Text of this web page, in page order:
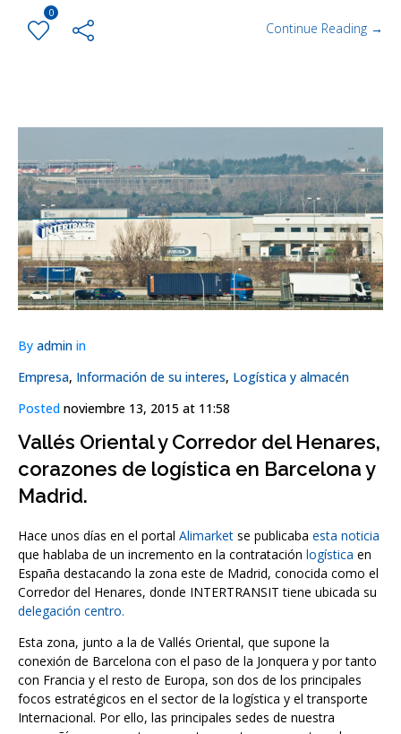
0
Continue Reading →
By admin in
Empresa, Información de su interes, Logística y almacén
Posted noviembre 13, 2015 at 11:58
Vallés Oriental y Corredor del Henares,
corazones de logística en Barcelona y
Madrid.
Hace unos días en el portal Alimarket se publicaba esta noticia
que hablaba de un incremento en la contratación logística en
España destacando la zona este de Madrid, conocida como el
Corredor del Henares, donde INTERTRANSIT tiene ubicada su
delegación centro.
Esta zona, junto a la de Vallés Oriental, que supone la
conexión de Barcelona con el paso de la Jonquera y por tanto
con Francia y el resto de Europa, son dos de los principales
focos estratégicos en el sector de la logística y el transporte
Internacional. Por ello, las principales sedes de nuestra